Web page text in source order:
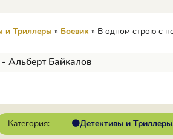
и Триллеры » Боевик » В одном строю с
Альберт Байкалов
Категория: 🟠Детективы и Триллеры